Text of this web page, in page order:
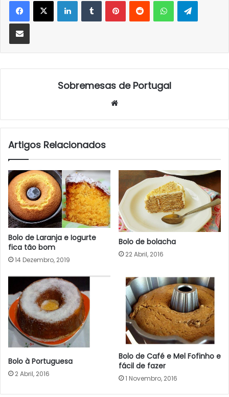
Partilhar Via Email
Sobremesas de Portugal
Artigos Relacionados
Bolo de Laranja e Iogurte
fica tão bom
14 Dezembro, 2019
Bolo de bolacha
22 Abril, 2016
Bolo à Portuguesa
2 Abril, 2016
Bolo de Café e Mel Fofinho e
fácil de fazer
1 Novembro, 2016